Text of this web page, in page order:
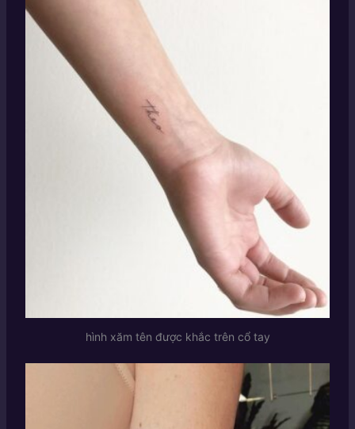
hình xăm tên được khắc trên cổ tay